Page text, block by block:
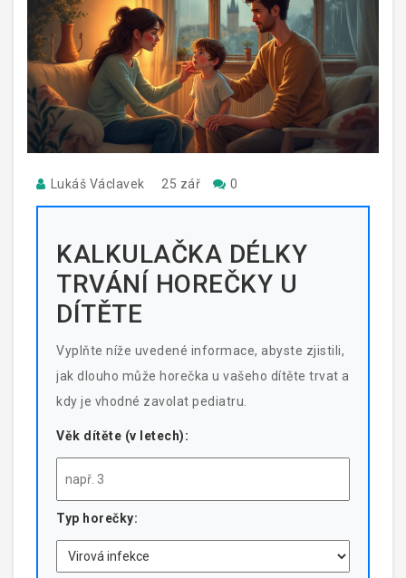
Lukáš Václavek 25 zář 0
KALKULAČKA DÉLKY
TRVÁNÍ HOREČKY U
DÍTĚTE
Vyplňte níže uvedené informace, abyste zjistili,
jak dlouho může horečka u vašeho dítěte trvat a
kdy je vhodné zavolat pediatru.
Věk dítěte (v letech):
Typ horečky: